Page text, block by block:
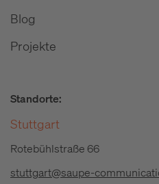
Blog
Projekte
Standorte:
Stuttgart
Rotebühlstraße 66
stuttgart@saupe-